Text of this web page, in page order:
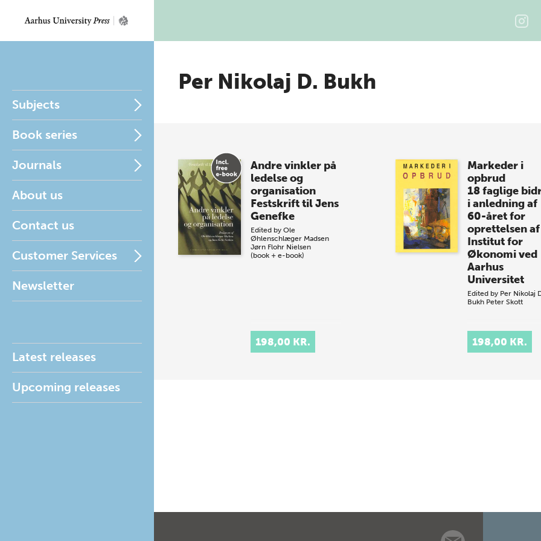
Subjects
Book series
Journals
About us
Contact us
Customer Services
Newsletter
Latest releases
Upcoming releases
Per Nikolaj D. Bukh
Andre vinkler på
ledelse og
organisation
Festskrift til Jens
Genefke
Edited by Ole
Øhlenschlæger Madsen
Jørn Flohr Nielsen
(book + e-book)
198,00 KR.
Markeder i
opbrud
18 faglige
i anledning af
60-året for
oprettelsen af
Institut for
Økonomi ved
Aarhus
Universitet
Edited by Per Nikolaj
Bukh Peter Skott
198,00 KR.